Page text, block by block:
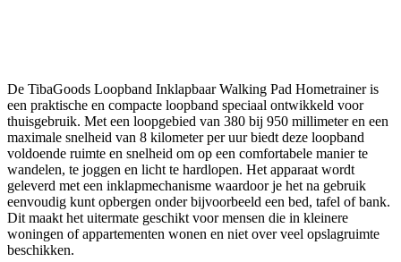
De TibaGoods Loopband Inklapbaar Walking Pad Hometrainer is
een praktische en compacte loopband speciaal ontwikkeld voor
thuisgebruik. Met een loopgebied van 380 bij 950 millimeter en een
maximale snelheid van 8 kilometer per uur biedt deze loopband
voldoende ruimte en snelheid om op een comfortabele manier te
wandelen, te joggen en licht te hardlopen. Het apparaat wordt
geleverd met een inklapmechanisme waardoor je het na gebruik
eenvoudig kunt opbergen onder bijvoorbeeld een bed, tafel of bank.
Dit maakt het uitermate geschikt voor mensen die in kleinere
woningen of appartementen wonen en niet over veel opslagruimte
beschikken.